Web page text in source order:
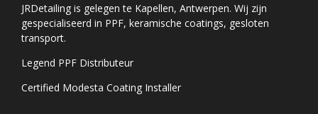
JRDetailing is gelegen te Kapellen, Antwerpen. Wij zijn
gespecialiseerd in PPF, keramische coatings, gesloten
transport.
Legend PPF Distributeur
Certified Modesta Coating Installer